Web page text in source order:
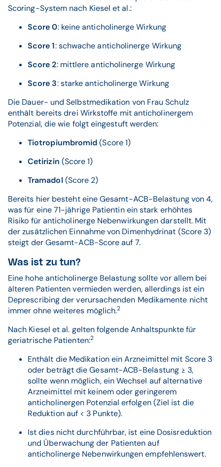
Scoring-System nach Kiesel et al.:
Score 0: keine anticholinerge Wirkung
Score 1: schwache anticholinerge Wirkung
Score 2: mittlere anticholinerge Wirkung
Score 3: starke anticholinerge Wirkung
Die Dauer- und Selbstmedikation von Frau Schulz
enthält bereits drei Wirkstoffe mit anticholinergem
Potenzial, die wie folgt eingestuft werden:
Tiotropiumbromid(Score 1)
Cetirizin (Score 1)
Tramadol (Score 2)
Bereits hier besteht eine Gesamt-ACB-Belastung von 4,
was für eine 71-jährige Patientin ein stark erhöhtes
Risiko für anticholinerge Nebenwirkungen darstellt. Mit
der zusätzlichen Einnahme von Dimenhydrinat (Score 3)
steigt der Gesamt-ACB-Score auf 7.
Was ist zu tun?
Eine hohe anticholinerge Belastung sollte vor allem bei
älteren Patienten vermieden werden, allerdings ist ein
Deprescribing der verursachenden Medikamente nicht
immer ohne weiteres möglich.2
Nach Kiesel et al. gelten folgende Anhaltspunkte für
geriatrische Patienten:2
Enthält die Medikation ein Arzneimittel mit Score 3
oder beträgt die Gesamt-ACB-Belastung ≥ 3,
sollte wenn möglich, ein Wechsel auf alternative
Arzneimittel mit keinem oder geringerem
anticholinergen Potenzial erfolgen (Ziel ist die
Reduktion auf < 3 Punkte).
Ist dies nicht durchführbar, ist eine Dosisreduktion
und Überwachung der Patienten auf
anticholinerge Nebenwirkungen empfehlenswert.